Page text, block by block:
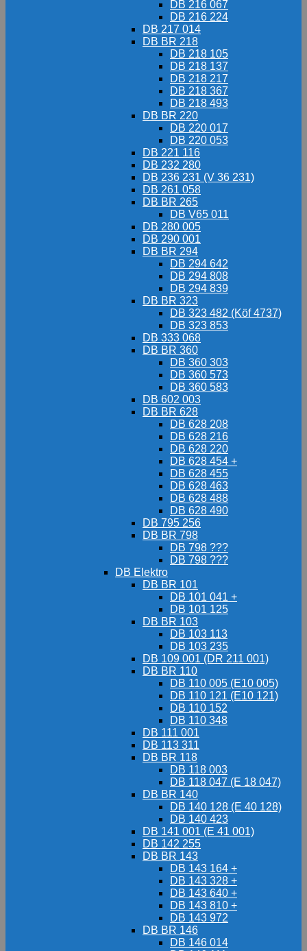
DB 216 067
DB 216 224
DB 217 014
DB BR 218
DB 218 105
DB 218 137
DB 218 217
DB 218 367
DB 218 493
DB BR 220
DB 220 017
DB 220 053
DB 221 116
DB 232 280
DB 236 231 (V 36 231)
DB 261 058
DB BR 265
DB V65 011
DB 280 005
DB 290 001
DB BR 294
DB 294 642
DB 294 808
DB 294 839
DB BR 323
DB 323 482 (Köf 4737)
DB 323 853
DB 333 068
DB BR 360
DB 360 303
DB 360 573
DB 360 583
DB 602 003
DB BR 628
DB 628 208
DB 628 216
DB 628 220
DB 628 454 +
DB 628 455
DB 628 463
DB 628 488
DB 628 490
DB 795 256
DB BR 798
DB 798 ???
DB 798 ???
DB Elektro
DB BR 101
DB 101 041 +
DB 101 125
DB BR 103
DB 103 113
DB 103 235
DB 109 001 (DR 211 001)
DB BR 110
DB 110 005 (E10 005)
DB 110 121 (E10 121)
DB 110 152
DB 110 348
DB 111 001
DB 113 311
DB BR 118
DB 118 003
DB 118 047 (E 18 047)
DB BR 140
DB 140 128 (E 40 128)
DB 140 423
DB 141 001 (E 41 001)
DB 142 255
DB BR 143
DB 143 164 +
DB 143 328 +
DB 143 640 +
DB 143 810 +
DB 143 972
DB BR 146
DB 146 014